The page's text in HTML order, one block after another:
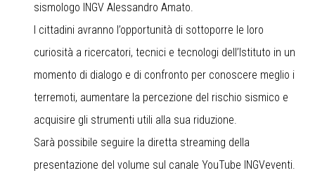
sismologo INGV Alessandro Amato.
I cittadini avranno l’opportunità di sottoporre le loro
curiosità a ricercatori, tecnici e tecnologi dell’Istituto in un
momento di dialogo e di confronto per conoscere meglio i
terremoti, aumentare la percezione del rischio sismico e
acquisire gli strumenti utili alla sua riduzione.
Sarà possibile seguire la diretta streaming della
presentazione del volume sul canale YouTube INGVeventi.